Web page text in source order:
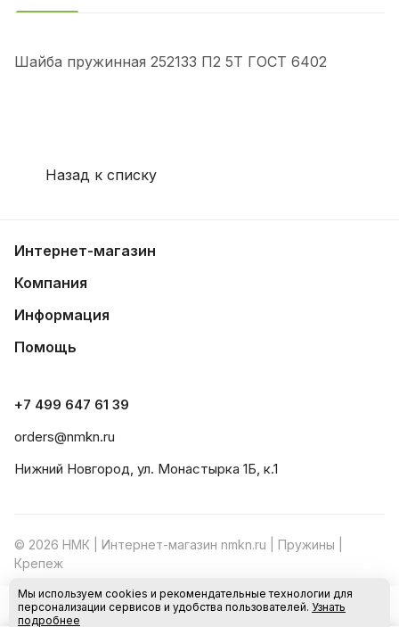
В корзину
Шайба пружинная 252133 П2 5Т ГОСТ 6402
Назад к списку
Интернет-магазин
Компания
Информация
Помощь
+7 499 647 61 39
orders@nmkn.ru
Нижний Новгород, ул. Монастырка 1Б, к.1
© 2026 НМК | Интернет-магазин nmkn.ru | Пружины |
Крепеж
Конфиденциальность Оферта
Мы используем cookies и рекомендательные технологии для
персонализации сервисов и удобства пользователей. Узнать
подробнее